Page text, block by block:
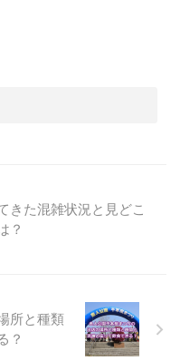
きた混雑状況と見どこ
？
所と種類
？